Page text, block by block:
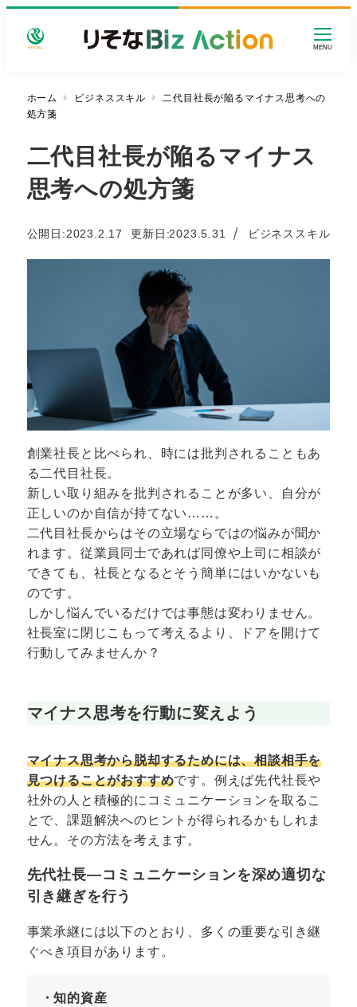
MENU
ホーム ビジネススキル
二代目社長が陥るマイナス思考への
処方箋
二代目社長が陥るマイナス
思考への処方箋
公開日:
投稿日
2023.2.17 更新日 2023.5.31 カテゴリー
ビジネススキル
創業社長と比べられ、時には批判されることもあ
る二代目社長。
新しい取り組みを批判されることが多い、自分が
正しいのか自信が持てない……。
二代目社長からはその立場ならではの悩みが聞か
れます。従業員同士であれば同僚や上司に相談が
できても、社長となるとそう簡単にはいかないも
のです。
しかし悩んでいるだけでは事態は変わりません。
社長室に閉じこもって考えるより、ドアを開けて
行動してみませんか？
マイナス思考を行動に変えよう
マイナス思考から脱却するためには、相談相手を
見つけることがおすすめです。例えば先代社長や
社外の人と積極的にコミュニケーションを取るこ
とで、課題解決へのヒントが得られるかもしれま
せん。その方法を考えます。
先代社長―コミュニケーションを深め適切な
引き継ぎを行う
事業承継には以下のとおり、多くの重要な引き継
ぐべき項目があります。
・知的資産